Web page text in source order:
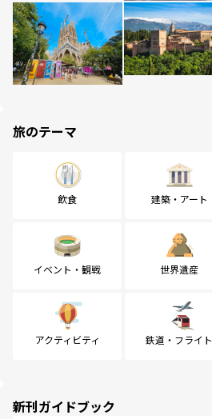
旅のテーマ
飲食 建築・アート
イベント・観戦 世界遺産
アクティビティ 鉄道・フライト
新刊ガイドブック